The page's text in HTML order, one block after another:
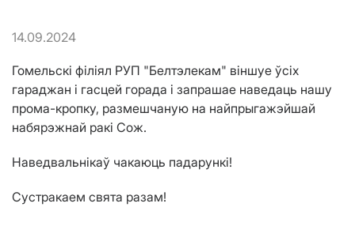
14.09.2024
Гомельскі філіял РУП "Белтэлекам" віншуе ўсіх
гараджан і гасцей горада і запрашае наведаць нашу
прома-кропку, размешчаную на найпрыгажэйшай
набярэжнай ракі Сож.
Наведвальнікаў чакаюць падарункі!
Сустракаем свята разам!